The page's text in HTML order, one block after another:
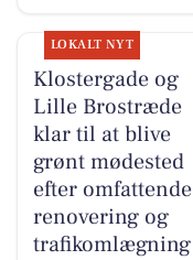
LOKALT NYT
Klostergade og
Lille Brostræde
klar til at blive
grønt mødested
efter omfattende
renovering og
trafikomlægning